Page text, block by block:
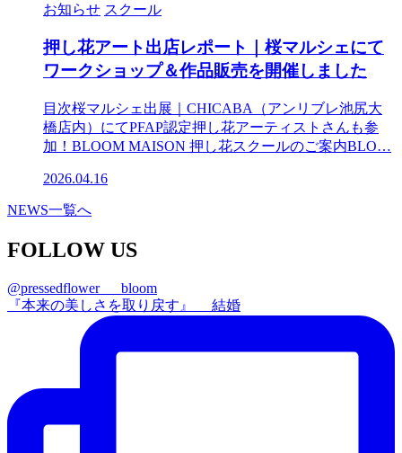
お知らせ スクール
押し花アート出店レポート｜桜マルシェにて
ワークショップ＆作品販売を開催しました
目次桜マルシェ出展｜CHICABA（アンリブレ池尻大
橋店内）にてPFAP認定押し花アーティストさんも参
加！BLOOM MAISON 押し花スクールのご案内BLO…
2026.04.16
NEWS一覧へ
FOLLOW US
@pressedflower___bloom
『本来の美しさを取り戻す』 結婚